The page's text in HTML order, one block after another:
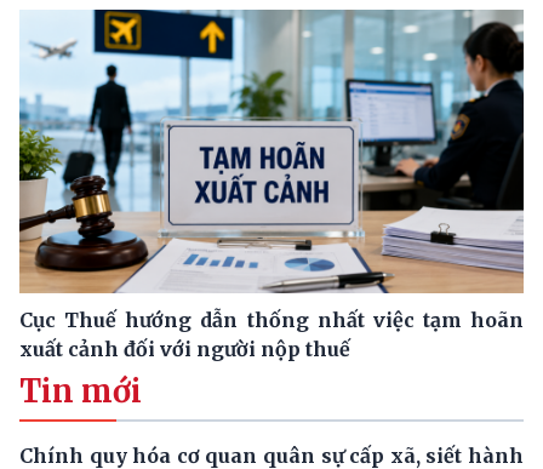
Cục Thuế hướng dẫn thống nhất việc tạm hoãn
xuất cảnh đối với người nộp thuế
Tin mới
Chính quy hóa cơ quan quân sự cấp xã, siết hành